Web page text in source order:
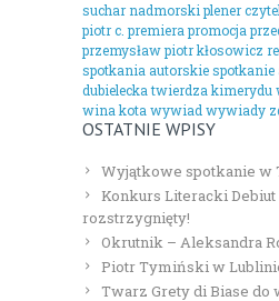
suchar nadmorski plener
piotr c. premiera promocja
przemysław piotr kłosowicz
spotkania autorskiespotkanie
dubielecka twierdza kimerydu
wina kota wywiad wywiady
OSTATNIE WPISY
Wyjątkowe spotkanie w
Konkurs Literacki Debiut
rozstrzygnięty!
Okrutnik – Aleksandra
Piotr Tymiński w
Twarz Grety di Biase do